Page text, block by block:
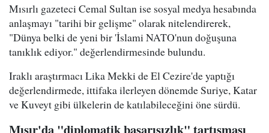
Mısırlı gazeteci Cemal Sultan ise sosyal medya hesabında
anlaşmayı "tarihi bir gelişme" olarak nitelendirerek,
"Dünya belki de yeni bir 'İslami NATO'nun doğuşuna
tanıklık ediyor." değerlendirmesinde bulundu.
Iraklı araştırmacı Lika Mekki de El Cezire'de yaptığı
değerlendirmede, ittifaka ilerleyen dönemde Suriye, Katar
ve Kuveyt gibi ülkelerin de katılabileceğini öne sürdü.
Mısır'da "diplomatik başarısızlık" tartışması